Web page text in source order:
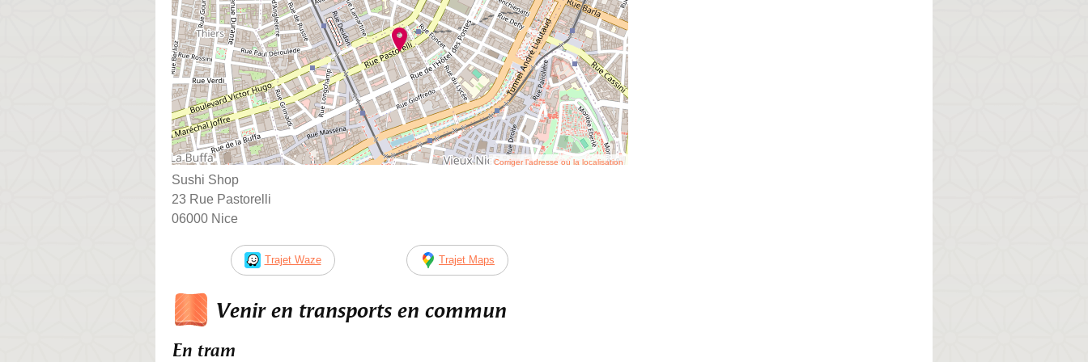
Corriger l’adresse ou la localisation
Sushi Shop
23 Rue Pastorelli
06000 Nice
Trajet Waze Trajet Maps
Venir en transports en commun
En tram